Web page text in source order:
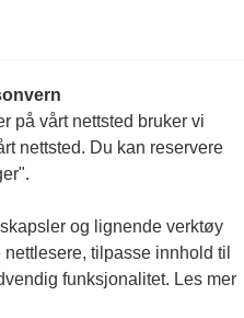
på vårt nettsted bruker vi
nettsted. Du kan reservere
og lignende verktøy
tilpasse innhold til
funksjonalitet. Les mer